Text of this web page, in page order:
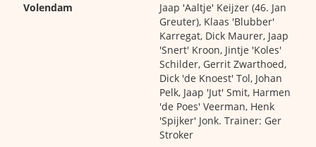
Volendam
Jaap 'Aaltje' Keijzer (46. Jan
Greuter), Klaas 'Blubber'
Karregat, Dick Maurer, Jaap
'Snert' Kroon, Jintje 'Koles'
Schilder, Gerrit Zwarthoed,
Dick 'de Knoest' Tol, Johan
Pelk, Jaap 'Jut' Smit, Harmen
'de Poes' Veerman, Henk
'Spijker' Jonk. Trainer: Ger
Stroker